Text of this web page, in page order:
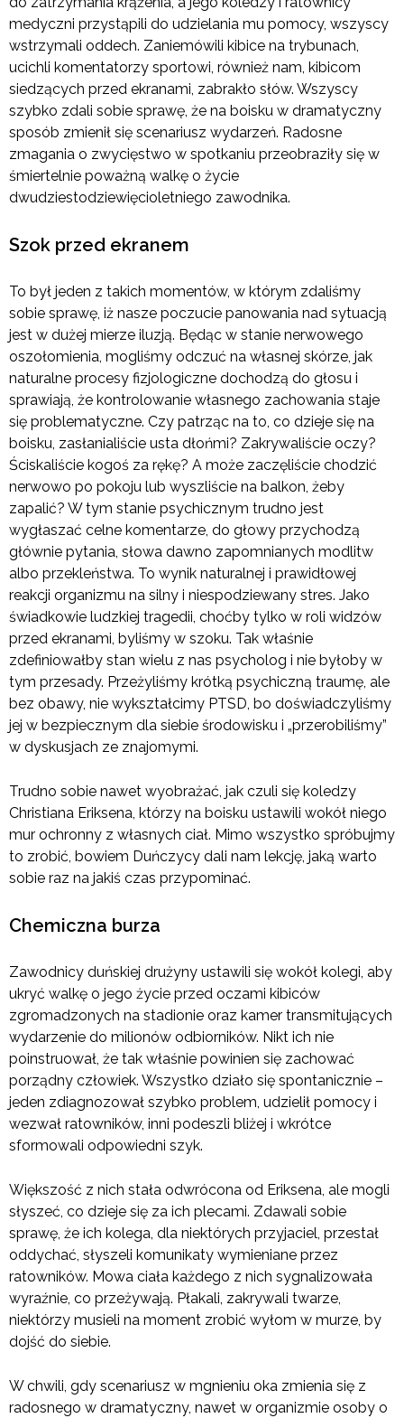
medyczni przystąpili do udzielania mu pomocy, wszyscy
wstrzymali oddech. Zaniemówili kibice na trybunach,
ucichli komentatorzy sportowi, również nam, kibicom
siedzących przed ekranami, zabrakło słów. Wszyscy
szybko zdali sobie sprawę, że na boisku w dramatyczny
sposób zmienił się scenariusz wydarzeń. Radosne
zmagania o zwycięstwo w spotkaniu przeobraziły się w
śmiertelnie poważną walkę o życie
dwudziestodziewięcioletniego zawodnika.
Szok przed ekranem
To był jeden z takich momentów, w którym zdaliśmy
sobie sprawę, iż nasze poczucie panowania nad sytuacją
jest w dużej mierze iluzją. Będąc w stanie nerwowego
oszołomienia, mogliśmy odczuć na własnej skórze, jak
naturalne procesy fizjologiczne dochodzą do głosu i
sprawiają, że kontrolowanie własnego zachowania staje
się problematyczne. Czy patrząc na to, co dzieje się na
boisku, zasłanialiście usta dłońmi? Zakrywaliście oczy?
Ściskaliście kogoś za rękę? A może zaczęliście chodzić
nerwowo po pokoju lub wyszliście na balkon, żeby
zapalić? W tym stanie psychicznym trudno jest
wygłaszać celne komentarze, do głowy przychodzą
głównie pytania, słowa dawno zapomnianych modlitw
albo przekleństwa. To wynik naturalnej i prawidłowej
reakcji organizmu na silny i niespodziewany stres. Jako
świadkowie ludzkiej tragedii, choćby tylko w roli widzów
przed ekranami, byliśmy w szoku. Tak właśnie
zdefiniowałby stan wielu z nas psycholog i nie byłoby w
tym przesady. Przeżyliśmy krótką psychiczną traumę, ale
bez obawy, nie wykształcimy PTSD, bo doświadczyliśmy
jej w bezpiecznym dla siebie środowisku i „przerobiliśmy”
w dyskusjach ze znajomymi.
Trudno sobie nawet wyobrażać, jak czuli się koledzy
Christiana Eriksena, którzy na boisku ustawili wokół niego
mur ochronny z własnych ciał. Mimo wszystko spróbujmy
to zrobić, bowiem Duńczycy dali nam lekcję, jaką warto
sobie raz na jakiś czas przypominać.
Chemiczna burza
Zawodnicy duńskiej drużyny ustawili się wokół kolegi, aby
ukryć walkę o jego życie przed oczami kibiców
zgromadzonych na stadionie oraz kamer transmitujących
wydarzenie do milionów odbiorników. Nikt ich nie
poinstruował, że tak właśnie powinien się zachować
porządny człowiek. Wszystko działo się spontanicznie –
jeden zdiagnozował szybko problem, udzielił pomocy i
wezwał ratowników, inni podeszli bliżej i wkrótce
sformowali odpowiedni szyk.
Większość z nich stała odwrócona od Eriksena, ale mogli
słyszeć, co dzieje się za ich plecami. Zdawali sobie
sprawę, że ich kolega, dla niektórych przyjaciel, przestał
oddychać, słyszeli komunikaty wymieniane przez
ratowników. Mowa ciała każdego z nich sygnalizowała
wyraźnie, co przeżywają. Płakali, zakrywali twarze,
niektórzy musieli na moment zrobić wyłom w murze, by
dojść do siebie.
W chwili, gdy scenariusz w mgnieniu oka zmienia się z
radosnego w dramatyczny, nawet w organizmie osoby o